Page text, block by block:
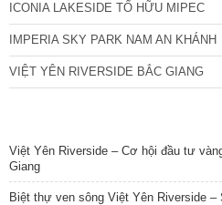
ICONIA LAKESIDE TỐ HỮU MIPEC
IMPERIA SKY PARK NAM AN KHÁNH
VIỆT YÊN RIVERSIDE BẮC GIANG
Việt Yên Riverside – Cơ hội đầu tư
Giang
Biệt thự ven sông Việt Yên Riverside